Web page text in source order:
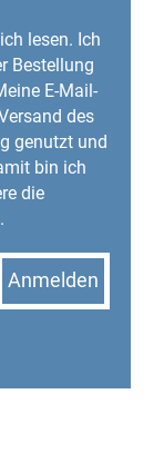
lesen. Ich
Bestellung
E-Mail-
des
genutzt und
bin ich
die
Anmelden